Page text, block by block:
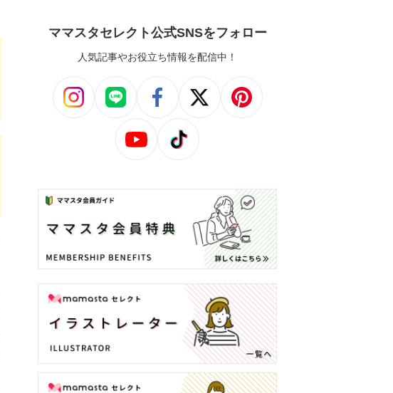
ママスタセレクト公式SNSをフォロー
人気記事やお役立ち情報を配信中！